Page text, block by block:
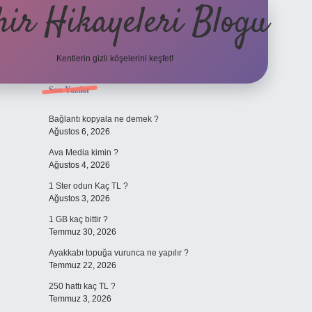
Hikayeleri Blogu
Kentlerin gizli köşelerini keşfet!
Sidebar
Son Yazılar
Bağlantı kopyala ne demek ?
Ağustos 6, 2026
Ava Media kimin ?
Ağustos 4, 2026
1 Ster odun Kaç TL ?
Ağustos 3, 2026
1 GB kaç bittir ?
Temmuz 30, 2026
Ayakkabı topuğa vurunca ne yapılır ?
Temmuz 22, 2026
250 hattı kaç TL ?
Temmuz 3, 2026